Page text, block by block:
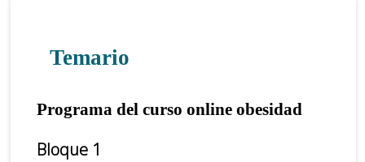
Temario
Programa del curso online obesidad
Bloque 1